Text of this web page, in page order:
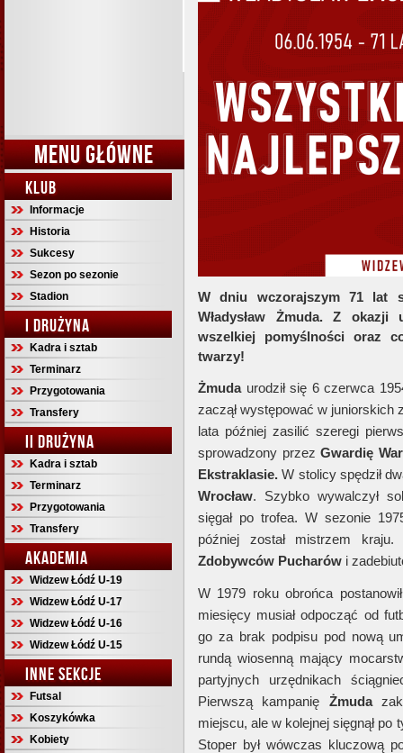
MENU GŁÓWNE
KLUB
Informacje
Historia
Sukcesy
Sezon po sezonie
Stadion
I DRUŻYNA
Kadra i sztab
Terminarz
Przygotowania
Transfery
II DRUŻYNA
Kadra i sztab
Terminarz
Przygotowania
Transfery
AKADEMIA
Widzew Łódź U-19
Widzew Łódź U-17
Widzew Łódź U-16
Widzew Łódź U-15
INNE SEKCJE
Futsal
Koszykówka
Kobiety
W dniu wczorajszym 71 lat
Władysław Żmuda. Z
wszelkiej pomyślności oraz
twarzy!
Żmudaurodził się 6 czerwca
zaczął występować w juniorskich
lata później zasilić szeregi
sprowadzony przezGwardię
Ekstraklasie. W stolicy spędził
Wrocław. Szybko wywalczył
sięgał po trofea. W sezonie
później został mistrzem
Zdobywców Pucharów i
W 1979 roku obrońca
miesięcy musiał odpocząć od
go za brak podpisu pod nową
rundą wiosenną mający
partyjnych urzędnikach
Pierwszą kampanię Żmuda
miejscu, ale w kolejnej sięgnął po
Stoper był wówczas kluczową